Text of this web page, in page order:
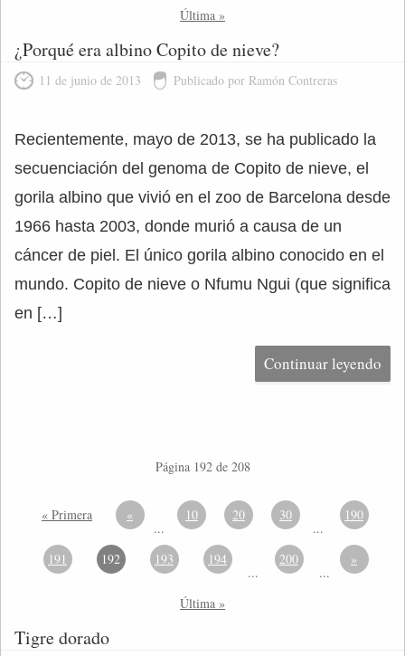
Última »
¿Porqué era albino Copito de nieve?
11 de junio de 2013 Publicado por Ramón Contreras
Recientemente, mayo de 2013, se ha publicado la
secuenciación del genoma de Copito de nieve, el
gorila albino que vivió en el zoo de Barcelona desde
1966 hasta 2003, donde murió a causa de un
cáncer de piel. El único gorila albino conocido en el
mundo. Copito de nieve o Nfumu Ngui (que significa
en […]
Continuar leyendo
Página 192 de 208
« Primera «
...
10 20 30
...
190
191 192 193 194
...
200
...
»
Última »
Tigre dorado